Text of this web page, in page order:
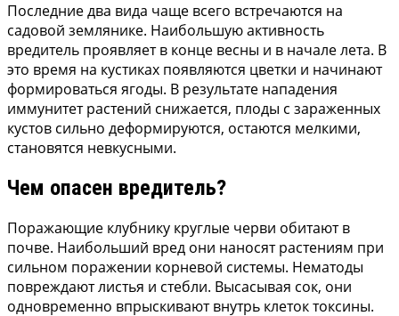
Последние два вида чаще всего встречаются на
садовой землянике. Наибольшую активность
вредитель проявляет в конце весны и в начале лета. В
это время на кустиках появляются цветки и начинают
формироваться ягоды. В результате нападения
иммунитет растений снижается, плоды с зараженных
кустов сильно деформируются, остаются мелкими,
становятся невкусными.
Чем опасен вредитель?
Поражающие клубнику круглые черви обитают в
почве. Наибольший вред они наносят растениям при
сильном поражении корневой системы. Нематоды
повреждают листья и стебли. Высасывая сок, они
одновременно впрыскивают внутрь клеток токсины.